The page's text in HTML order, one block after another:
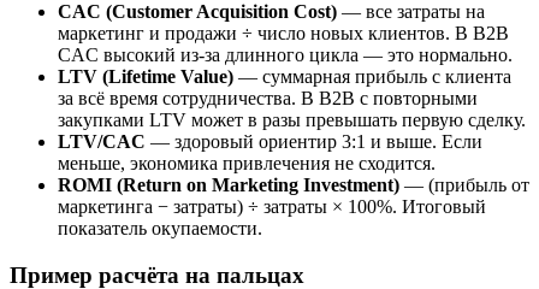
CAC (Customer Acquisition Cost) — все затраты на
маркетинг и продажи ÷ число новых клиентов. В B2B
CAC высокий из-за длинного цикла — это нормально.
LTV (Lifetime Value) — суммарная прибыль с клиента
за всё время сотрудничества. В B2B с повторными
закупками LTV может в разы превышать первую сделку.
LTV/CAC — здоровый ориентир 3:1 и выше. Если
меньше, экономика привлечения не сходится.
ROMI (Return on Marketing Investment) — (прибыль от
маркетинга − затраты) ÷ затраты × 100%. Итоговый
показатель окупаемости.
Пример расчёта на пальцах